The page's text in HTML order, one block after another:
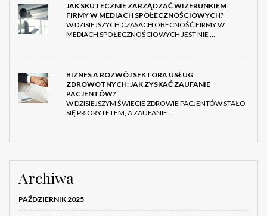
JAK SKUTECZNIE ZARZĄDZAĆ WIZERUNKIEM
FIRMY W MEDIACH SPOŁECZNOŚCIOWYCH?
W DZISIEJSZYCH CZASACH OBECNOŚĆ FIRMY W
MEDIACH SPOŁECZNOŚCIOWYCH JEST NIE …
BIZNES A ROZWÓJ SEKTORA USŁUG
ZDROWOTNYCH: JAK ZYSKAĆ ZAUFANIE
PACJENTÓW?
W DZISIEJSZYM ŚWIECIE ZDROWIE PACJENTÓW STAŁO
SIĘ PRIORYTETEM, A ZAUFANIE …
Archiwa
PAŹDZIERNIK 2025